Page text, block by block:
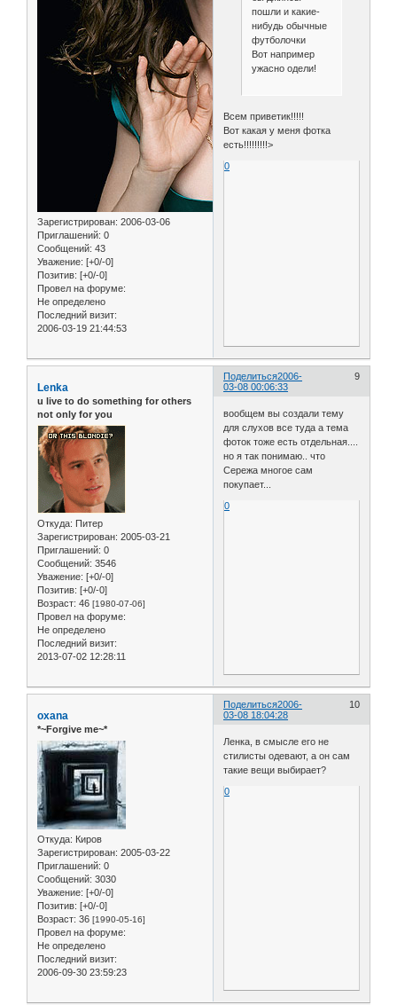
Зарегистрирован: 2006-03-06
Приглашений: 0
Сообщений: 43
Уважение: [+0/-0]
Позитив: [+0/-0]
Провел на форуме:
Не определено
Последний визит:
2006-03-19 21:44:53
пошли и какие-
нибудь обычные
футболочки
Вот например
ужасно одели!
Всем приветик!!!!!
Вот какая у меня фотка
есть!!!!!!!!!>
0
Поделиться 9
2006-
03-08 00:06:33
Lenka
u live to do something for others
not only for you
Откуда: Питер
Зарегистрирован: 2005-03-21
Приглашений: 0
Сообщений: 3546
Уважение: [+0/-0]
Позитив: [+0/-0]
Возраст: 46 [1980-07-06]
Провел на форуме:
Не определено
Последний визит:
2013-07-02 12:28:11
вообщем вы создали тему
для слухов все туда а тема
фоток тоже есть отдельная....
но я так понимаю.. что
Сережа многое сам
покупает...
0
Поделиться 10
2006-
03-08 18:04:28
oxana
*~Forgive me~*
Откуда: Киров
Зарегистрирован: 2005-03-22
Приглашений: 0
Сообщений: 3030
Уважение: [+0/-0]
Позитив: [+0/-0]
Возраст: 36 [1990-05-16]
Провел на форуме:
Не определено
Последний визит:
2006-09-30 23:59:23
Ленка, в смысле его не
стилисты одевают, а он сам
такие вещи выбирает?
0